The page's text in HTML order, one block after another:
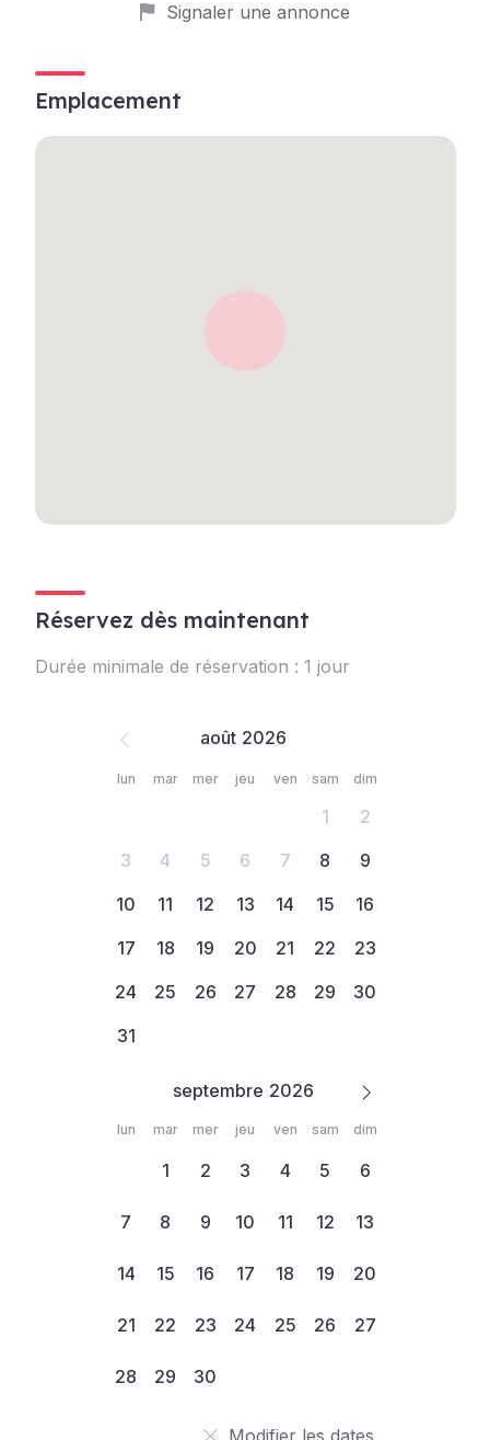
Signaler une annonce
Emplacement
Réservez dès maintenant
Durée minimale de réservation : 1 jour
août
septembre
lun mar mer jeu ven sam dim
1
2
3
4 5 6 7 8
9
10
11 12 13 14 15
16
17
18 19 20 21 22
23
24
25 26 27 28 29
30
31
lun mar mer jeu ven sam dim
1 2 3 4 5 6
7 8 9 10 11 12 13
14 15 16 17 18 19 20
21 22 23 24 25 26 27
28 29 30
Modifier les dates